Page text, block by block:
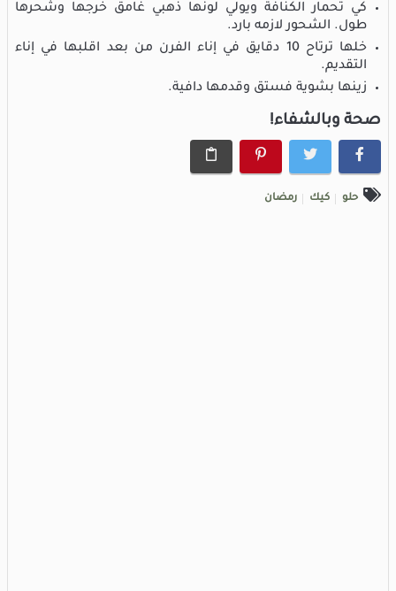
كي تحمار الكنافة ويولي لونها ذهبي غامق خرجها وشحرها
طول. الشحور لازمه بارد.
خلها ترتاح 10 دقايق في إناء الفرن من بعد اقلبها في إناء
التقديم.
زينها بشوية فستق وقدمها دافية.
صحة وبالشفاء!
حلو كيك رمضان